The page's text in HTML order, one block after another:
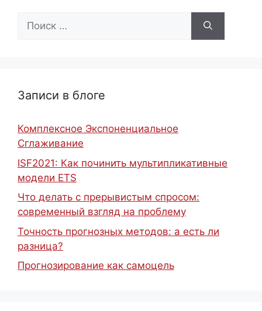
Поиск:
Записи в блоге
Комплексное Экспоненциальное
Сглаживание
ISF2021: Как починить мультипликативные
модели ETS
Что делать с прерывистым спросом:
современный взгляд на проблему
Точность прогнозных методов: а есть ли
разница?
Прогнозирование как самоцель